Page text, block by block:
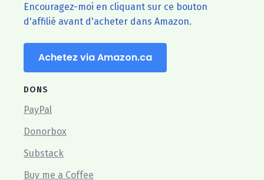
Encouragez-moi en cliquant sur ce bouton
d'affilié avant d'acheter dans Amazon.
Achetez via Amazon.ca
DONS
PayPal
Donorbox
Substack
Buy me a Coffee